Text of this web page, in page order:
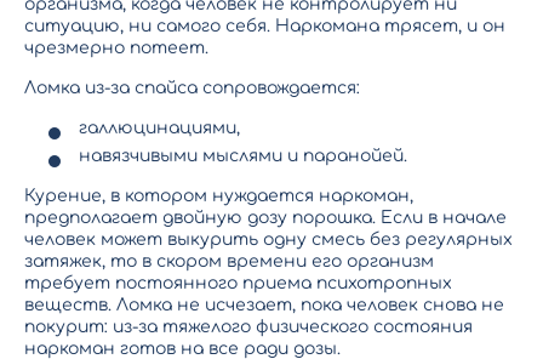
организма, когда человек не контролирует ни
ситуацию, ни самого себя. Наркомана трясет, и он
чрезмерно потеет.
Ломка из-за спайса сопровождается:
галлюцинациями,
навязчивыми мыслями и паранойей.
Курение, в котором нуждается наркоман,
предполагает двойную дозу порошка. Если в начале
человек может выкурить одну смесь без регулярных
затяжек, то в скором времени его организм
требует постоянного приема психотропных
веществ. Ломка не исчезает, пока человек снова не
покурит: из-за тяжелого физического состояния
наркоман готов на все ради дозы.